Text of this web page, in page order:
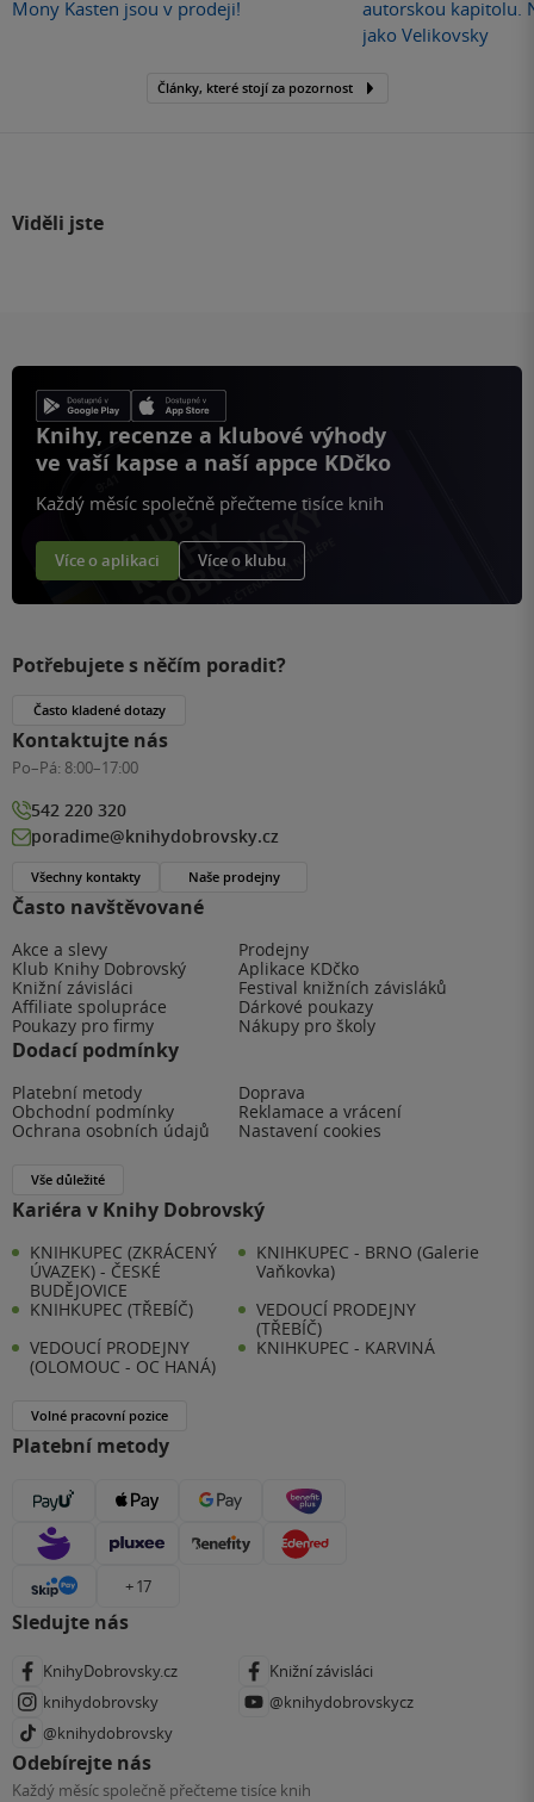
Mony Kasten jsou v prodeji!
autorskou kapitolu.
jako Velikovsky
Články, které stojí za pozornost
Viděli jste
Knihy, recenze a klubové výhody
ve vaší kapse a naší appce KDčko
Každý měsíc společně přečteme tisíce knih
Více o aplikaci Více o klubu
Často navštěvované
Akce a slevy
Prodejny
Klub Knihy Dobrovský
Aplikace KDčko
Knižní závisláci
Festival knižních závisláků
Affiliate spolupráce
Dárkové poukazy
Poukazy pro firmy
Nákupy pro školy
Dodací podmínky
Platební metody
Doprava
Obchodní podmínky
Reklamace a vrácení
Ochrana osobních údajů
Nastavení cookies
Vše důležité
Kariéra v Knihy Dobrovský
KNIHKUPEC (ZKRÁCENÝ
ÚVAZEK) - ČESKÉ
BUDĚJOVICE
KNIHKUPEC - BRNO (Galerie
Vaňkovka)
KNIHKUPEC (TŘEBÍČ)
VEDOUCÍ PRODEJNY
(TŘEBÍČ)
VEDOUCÍ PRODEJNY
(OLOMOUC - OC HANÁ)
KNIHKUPEC - KARVINÁ
Volné pracovní pozice
Platební metody
+ 17
Sledujte nás
KnihyDobrovsky.cz
Knižní závisláci
knihydobrovsky
@knihydobrovskycz
@knihydobrovsky
Odebírejte nás
Každý měsíc společně přečteme tisíce knih
Potřebujete s něčím poradit?
Často kladené dotazy
Kontaktujte nás
Po–Pá: 8:00–17:00
542 220 320
poradime@knihydobrovsky.cz
Všechny kontakty Naše prodejny